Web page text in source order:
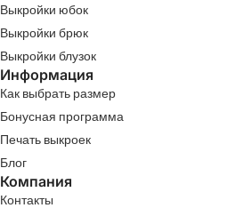
Выкройки юбок
Выкройки брюк
Выкройки блузок
Информация
Как выбрать размер
Бонусная программа
Печать выкроек
Блог
Компания
Контакты